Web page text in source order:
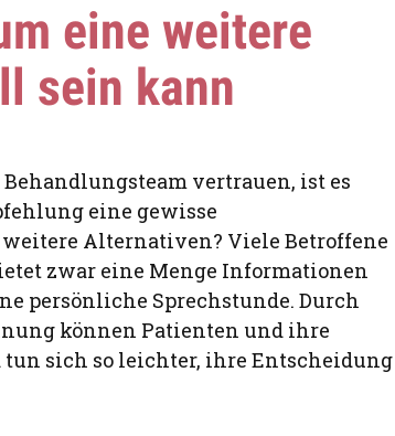
eine weitere
sein kann
vertrauen, ist es
eine gewisse
Alternativen? Viele Betroffene
zwar eine Menge Informationen
persönliche Sprechstunde. Durch
können Patienten und ihre
sich so leichter, ihre Entscheidung